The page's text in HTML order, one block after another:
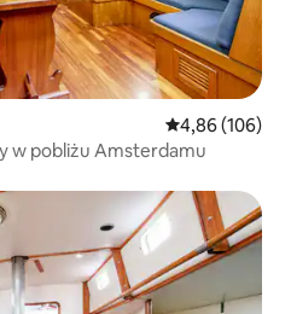
Średnia
4,86 (106)
w pobliżu Amsterdamu
Wybór gości